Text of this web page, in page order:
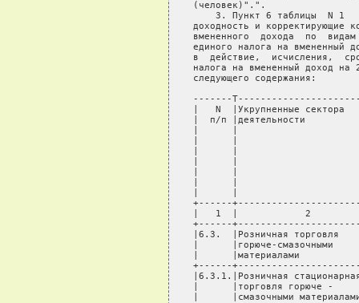
   (человек)".".
3. Пункт 6 таблицы  N 1
доходность и корректирующие
вмененного  дохода  по
единого налога на вмененный
в  действие,  исчисления,
налога на вмененный доход на
   следующего содержания:
-------
|   N  |Укрупненные сектора
|  п/п |деятельности
+------
|   1  |            2
+------
|6.3.  |Розничная торговля
|      |горюче-смазочными
|      |материалами
+------
|6.3.1.|Розничная
|      |торговля горюче -
|      |смазочными